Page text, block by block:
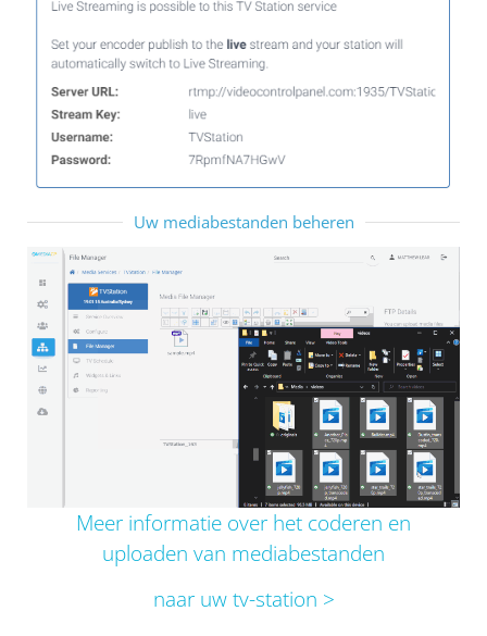
Uw mediabestanden beheren
Meer informatie over het coderen en
uploaden van mediabestanden
naar uw tv-station >